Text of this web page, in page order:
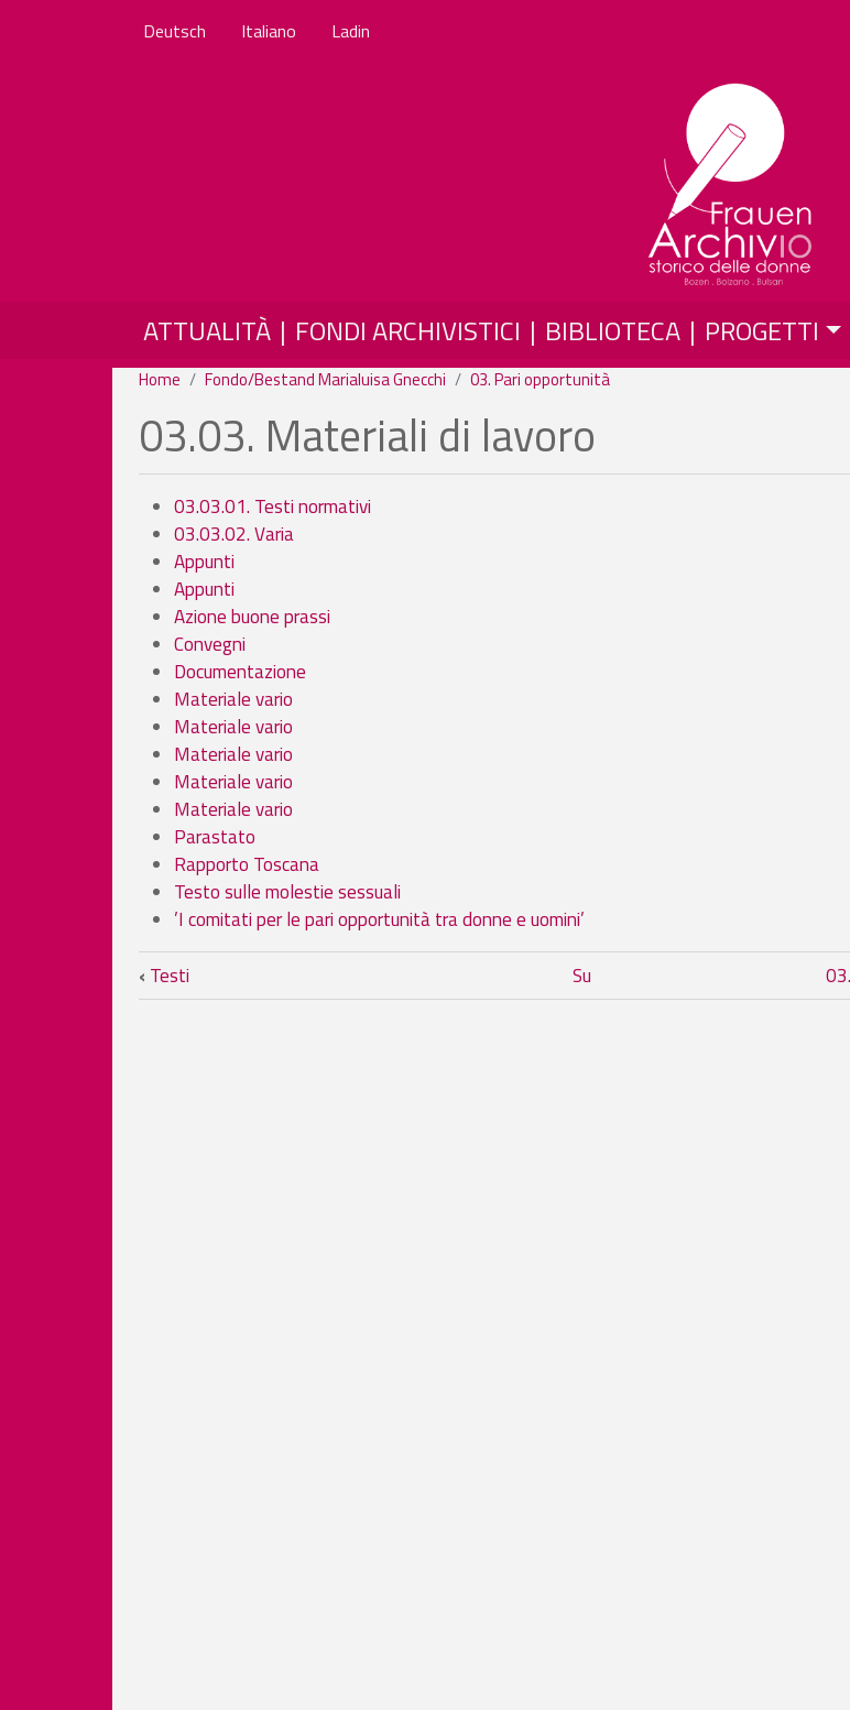
Deutsch Italiano Ladin
MAIN NAVIGATION
ATTUALITÀ FONDI ARCHIVISTICI BIBLIOTECA PROGETTI
Home Fondo/Bestand Marialuisa Gnecchi 03. Pari opportunità
03.03. Materiali di lavoro
03.03.01. Testi normativi
03.03.02. Varia
Appunti
Appunti
Azione buone prassi
Convegni
Documentazione
Materiale vario
Materiale vario
Materiale vario
Materiale vario
Materiale vario
Parastato
Rapporto Toscana
Testo sulle molestie sessuali
’I comitati per le pari opportunità tra donne e uomini’
Link di attraversamento del book per 03.03.
‹ Testi Su